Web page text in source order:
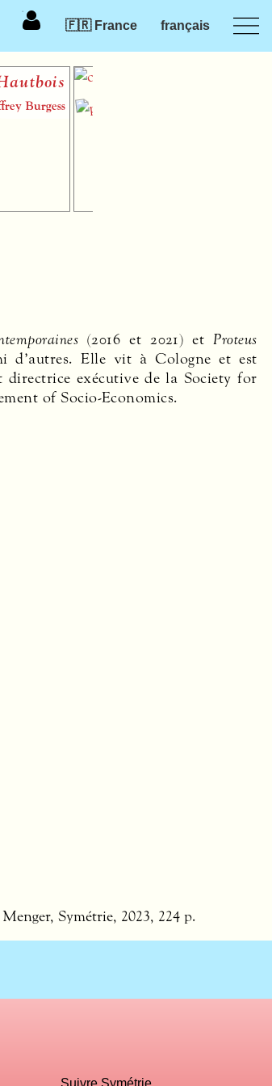
🇫🇷 France
français
(2016 et 2021) etProteus
d’autres. Elle vit à Cologne et est
directrice exécutive de la Society for
of Socio-Economics.
Symétrie, 2023, 224 p.
Suivre Symétrie